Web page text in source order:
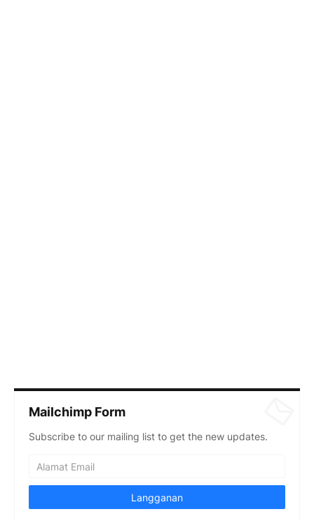
Mailchimp Form
Subscribe to our mailing list to get the new updates.